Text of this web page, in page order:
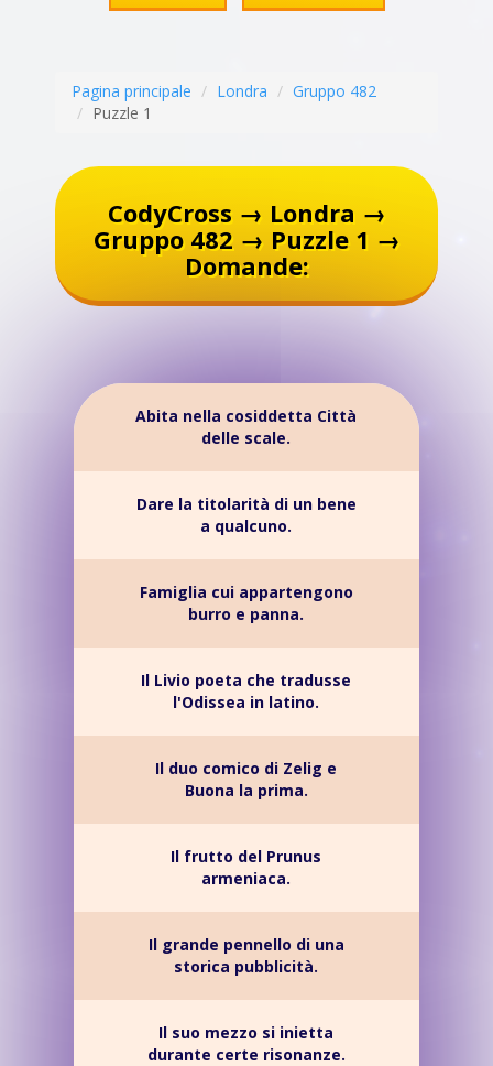
Pagina principale Londra
Gruppo 482
Puzzle 1
CodyCross → Londra →
Gruppo 482 → Puzzle 1 →
Domande:
Abita nella cosiddetta Città
delle scale.
Dare la titolarità di un bene
a qualcuno.
Famiglia cui appartengono
burro e panna.
Il Livio poeta che tradusse
l'Odissea in latino.
Il duo comico di Zelig e
Buona la prima.
Il frutto del Prunus
armeniaca.
Il grande pennello di una
storica pubblicità.
Il suo mezzo si inietta
durante certe risonanze.